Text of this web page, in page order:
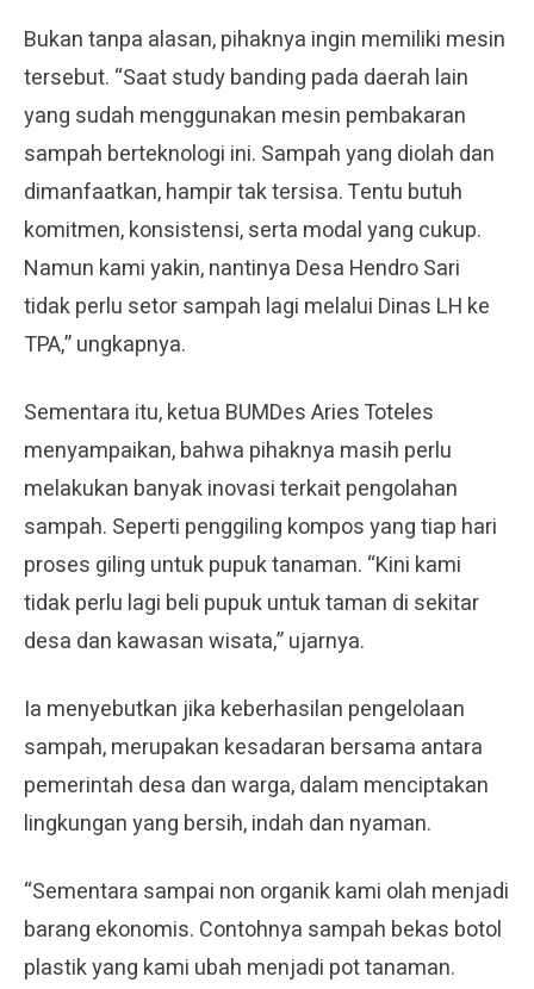
Bukan tanpa alasan, pihaknya ingin memiliki mesin
tersebut. “Saat study banding pada daerah lain
yang sudah menggunakan mesin pembakaran
sampah berteknologi ini. Sampah yang diolah dan
dimanfaatkan, hampir tak tersisa. Tentu butuh
komitmen, konsistensi, serta modal yang cukup.
Namun kami yakin, nantinya Desa Hendro Sari
tidak perlu setor sampah lagi melalui Dinas LH ke
TPA,” ungkapnya.
Sementara itu, ketua BUMDes Aries Toteles
menyampaikan, bahwa pihaknya masih perlu
melakukan banyak inovasi terkait pengolahan
sampah. Seperti penggiling kompos yang tiap hari
proses giling untuk pupuk tanaman. “Kini kami
tidak perlu lagi beli pupuk untuk taman di sekitar
desa dan kawasan wisata,” ujarnya.
Ia menyebutkan jika keberhasilan pengelolaan
sampah, merupakan kesadaran bersama antara
pemerintah desa dan warga, dalam menciptakan
lingkungan yang bersih, indah dan nyaman.
“Sementara sampai non organik kami olah menjadi
barang ekonomis. Contohnya sampah bekas botol
plastik yang kami ubah menjadi pot tanaman.